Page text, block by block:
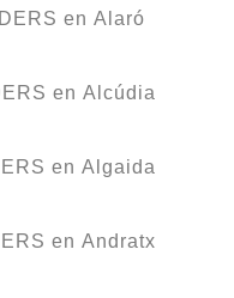
en Alaró
en Alcúdia
en Algaida
en Andratx